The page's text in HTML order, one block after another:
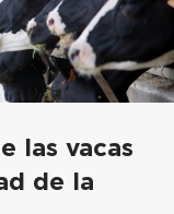
las vacas
de la